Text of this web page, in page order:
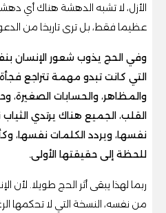
الأزل، لا تشبه الدهشة هناك أي
عظيما فقط، بل ترى تاريخا من
وفي الحج يذوب شعور الإنسان
التي كانت تبدو مهمة تتراجع فجأة
والمظاهر، والحسابات الصغيرة،
القلب، الجميع هناك يرتدي
نفسها، ويردد الكلمات نفسها،
للحظة إلى حقيقتها الأولى.
ربما لهذا يبقى أثر الحج طويلا. لأن
من نفسه، النسخة التي لا تحكمها